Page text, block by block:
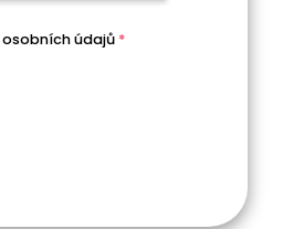
osobních údajů *